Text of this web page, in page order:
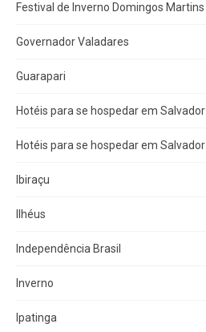
Festival de Inverno Domingos Martins
Governador Valadares
Guarapari
Hotéis para se hospedar em Salvador
Hotéis para se hospedar em Salvador
Ibiraçu
Ilhéus
Independência Brasil
Inverno
Ipatinga